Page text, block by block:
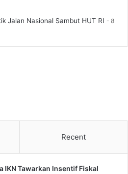
Jalan Nasional Sambut HUT RI
8
Recent
IKN Tawarkan Insentif Fiskal